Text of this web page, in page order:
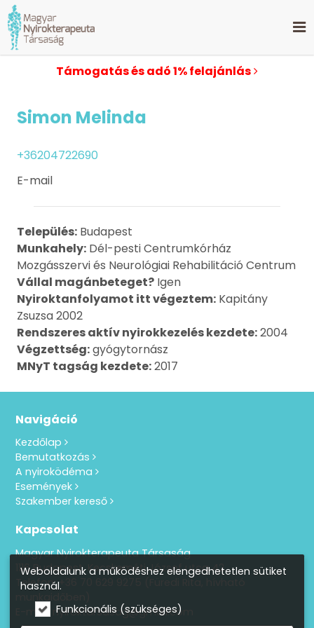
Támogatás és adó 1% felajánlás
Simon Melinda
+36204722690
E-mail
Település: Budapest
Munkahely: Dél-pesti Centrumkórház
Mozgásszervi és Neurológiai Rehabilitáció Centrum
Vállal magánbeteget? Igen
Nyiroktanfolyamot itt végeztem: Kapitány
Zsuzsa 2002
Rendszeres aktív nyirokkezelés kezdete:2004
Végzettség:gyógytornász
MNyT tagság kezdete:2017
Navigáció
Kezdőlap
Bemutatkozás
A nyiroködéma
Események
Szakember kereső
Kapcsolat
Magyar Nyirokterapeuta Társaság
1116 Budapest, Kecskeméti József utca 42.
Telefon:+36 70 629 9275
(Füredi Rita, hívható
E-mail: nyiroktarsasag@gmail.com
Weboldalunk a működéshez elengedhetetlen sütiket
használ.
Funkcionális (szükséges)